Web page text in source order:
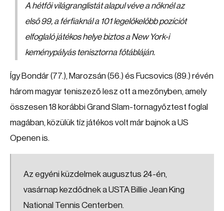
A hétfői világranglistát alapul véve a nőknél az
első 99, a férfiaknál a 101 legelőkelőbb pozíciót
elfoglaló játékos helye biztos a New York-i
keménypályás tenisztorna főtábláján.
Így Bondár (77.), Marozsán (56.) és Fucsovics (89.) révén
három magyar teniszező lesz ott a mezőnyben, amely
összesen 18 korábbi Grand Slam-tornagyőztest foglal
magában, közülük tíz játékos volt már bajnok a US
Openen is.
Az egyéni küzdelmek augusztus 24-én,
vasárnap kezdődnek a USTA Billie Jean King
National Tennis Centerben.